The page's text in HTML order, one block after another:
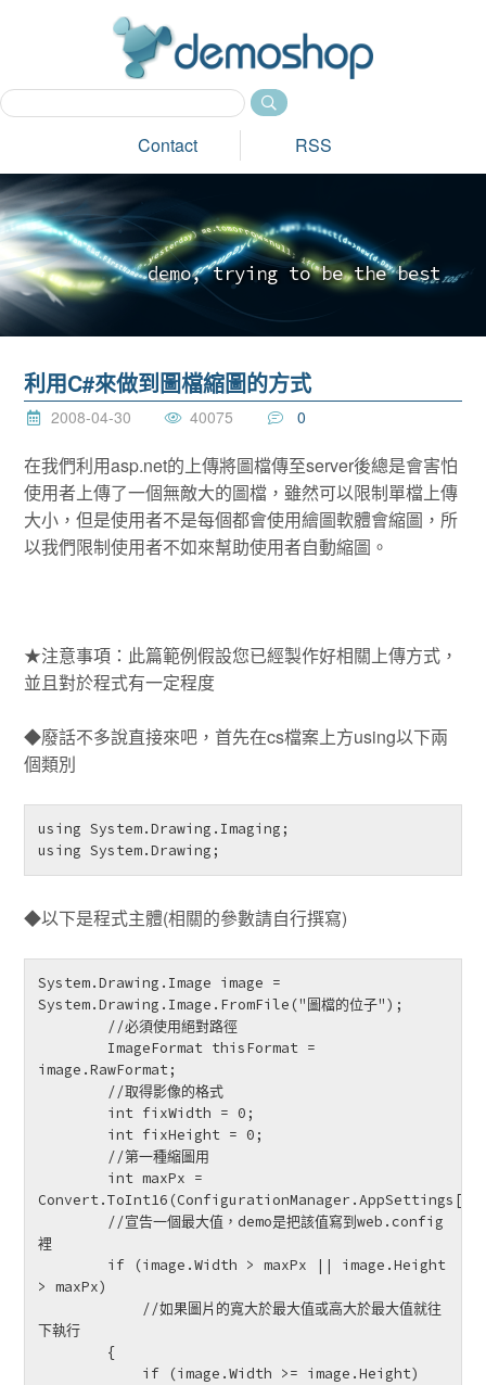
Contact RSS
demo, tryi ng to be the best_
利用C#來做到圖檔縮圖的方式
2008-04-30 40075 0
在我們利用asp.net的上傳將圖檔傳至server後總是會害怕
使用者上傳了一個無敵大的圖檔，雖然可以限制單檔上傳
大小，但是使用者不是每個都會使用繪圖軟體會縮圖，所
以我們限制使用者不如來幫助使用者自動縮圖。
★注意事項：此篇範例假設您已經製作好相關上傳方式，
並且對於程式有一定程度
◆廢話不多說直接來吧，首先在cs檔案上方using以下兩
個類別
using System.Drawing.Imaging;
using System.Drawing;
◆以下是程式主體(相關的參數請自行撰寫)
System.Drawing.Image image =
System.Drawing.Image.FromFile("圖檔的位子");
//必須使用絕對路徑
ImageFormat thisFormat =
image.RawFormat;
//取得影像的格式
int fixWidth = 0;
int fixHeight = 0;
//第一種縮圖用
int maxPx =
//宣告一個最大值，demo是把該值寫到web.config
裡
if (image.Width > maxPx || image.Height
> maxPx)
//如果圖片的寬大於最大值或高大於最大值就往
下執行
{
if (image.Width >= image.Height)